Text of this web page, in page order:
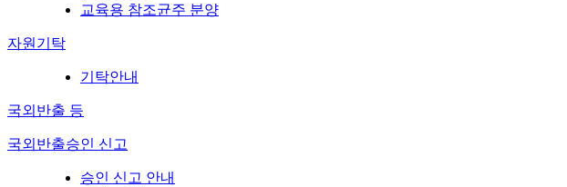
교육용 참조균주 분양
자원기탁
기탁안내
국외반출 등
국외반출승인 신고
승인 신고 안내